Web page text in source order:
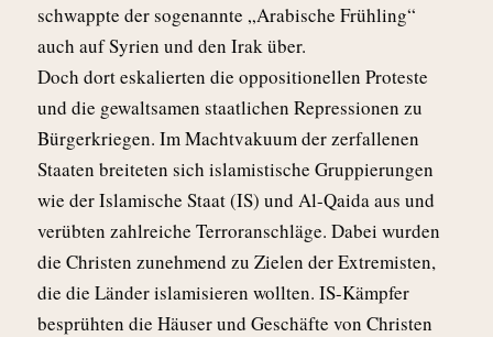
schwappte der sogenannte „Arabische Frühling“
auch auf Syrien und den Irak über.
Doch dort eskalierten die oppositionellen Proteste
und die gewaltsamen staatlichen Repressionen zu
Bürgerkriegen. Im Machtvakuum der zerfallenen
Staaten breiteten sich islamistische Gruppierungen
wie der Islamische Staat (IS) und Al-Qaida aus und
verübten zahlreiche Terroranschläge. Dabei wurden
die Christen zunehmend zu Zielen der Extremisten,
die die Länder islamisieren wollten. IS-Kämpfer
besprühten die Häuser und Geschäfte von Christen